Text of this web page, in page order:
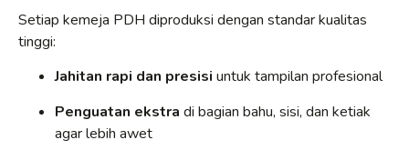
Setiap kemeja PDH diproduksi dengan standar kualitas
tinggi:
Jahitan rapi dan presisi untuk tampilan profesional
Penguatan ekstra di bagian bahu, sisi, dan ketiak
agar lebih awet